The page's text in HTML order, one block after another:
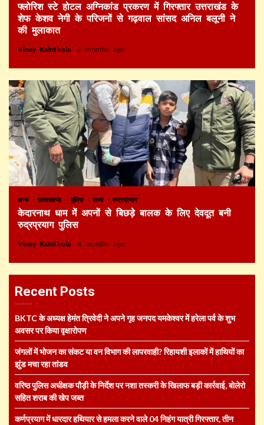
फ्लोरिश स्टे होटल अग्निकांड प्रकरण में गिरफ्तार उत्तराखंड के
शेफ केशव नेगी के परिजनों से गढ़वाल सांसद अनिल बलूनी ने
की मुलाकात
Vinay Kainthola 2 months ago
अन्य उत्तराखण्ड पुलिस राज्य रुद्रप्रयाग
केदारनाथ धाम में अपनों से बिछड़े बालक के लिए देवदूत बनी
रुद्रप्रयाग पुलिस
Vinay Kainthola 4 months ago
Recent Posts
BKTC के अध्यक्ष हेमंत त्रिवेदी ने अपने गृह जनपद यमकेश्वर में हरेला पर्व के शुभ
अवसर पर किया वृक्षारोपण
जंगलों में भोजन का संकट या वन विभाग की लापरवाही? रिहायशी इलाकों में हाथियों का
झुंड मचा रहा तांडव
वरिष्ठ पुलिस अधीक्षक पौड़ी के निर्देश पर नशा तस्करी के खिलाफ बड़ी कार्रवाई, बोलेरो
सहित शराब की खेप जब्त
कर्णप्रयाग में धारदार हथियार से हमला करने वाले 04 निहंग यात्री गिरफ्तार, तीन